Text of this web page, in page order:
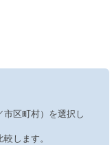
市区町村）を選択し
します。